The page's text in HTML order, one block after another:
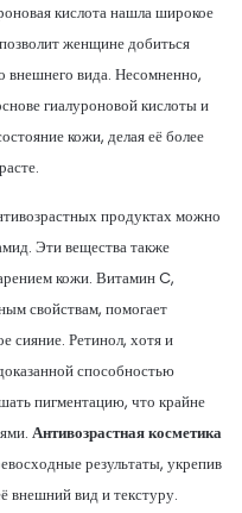
кислота нашла широкое
женщине добиться
внешнего вида. Несомненно,
гиалуроновой кислоты и
кожи, делая её более
продуктах можно
Эти вещества также
кожи. Витамин C,
свойствам, помогает
сияние. Ретинол, хотя и
способностью
пигментацию, что крайне
Антивозрастная косметика
результаты, укрепив
внешний вид и текстуру.